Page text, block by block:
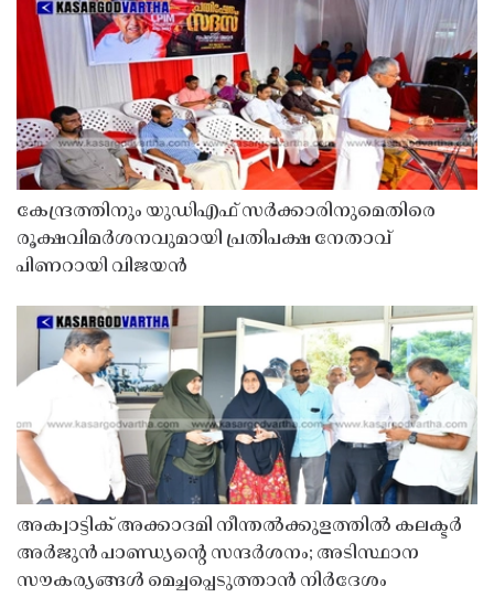
കേന്ദ്രത്തിനും യുഡിഎഫ് സർക്കാരിനുമെതിരെ
രൂക്ഷവിമർശനവുമായി പ്രതിപക്ഷ നേതാവ്
പിണറായി വിജയൻ
അക്വാട്ടിക് അക്കാദമി നീന്തൽക്കുളത്തിൽ കലക്ടർ
അർജുൻ പാണ്ഡ്യൻ്റെ സന്ദർശനം; അടിസ്ഥാന
സൗകര്യങ്ങൾ മെച്ചപ്പെടുത്താൻ നിർദേശം